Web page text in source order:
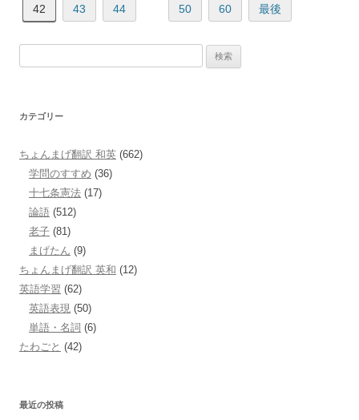
42 43 44 50 60 最後
カテゴリー
ちょんまげ翻訳 和英 (662)
学問のすすめ (36)
十七条憲法 (17)
論語 (512)
老子 (81)
まげたん (9)
ちょんまげ翻訳 英和 (12)
英語学習 (62)
英語表現 (50)
単語・名詞 (6)
たわごと (42)
最近の投稿